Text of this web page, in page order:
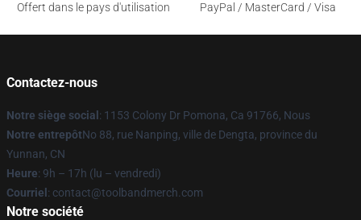
Offert dans le pays d'utilisation
PayPal / MasterCard / Visa
Contactez-nous
Notre siège social : 1153 Colony Dr Pomona, Ca 91766, Nous
Notre entrepôtNo 88, rue Nanping, ville de Dengta, province du
Yunnan, CN
Heure: 9h – 17h (lu – vendredi)
Courriel : contact@toolbandmerch.com
Notre société